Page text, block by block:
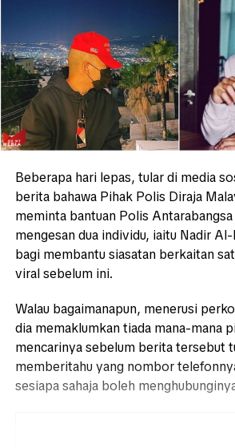
Beberapa hari lepas, tular di media
berita bahawa Pihak Polis Diraja
meminta bantuan Polis
mengesan dua individu, iaitu Nadir
bagi membantu siasatan berkaitan
viral sebelum ini.
Walau bagaimanapun, menerusi
dia memaklumkan tiada mana-mana
mencarinya sebelum berita tersebut
memberitahu yang nombor
sesiapa sahaja boleh